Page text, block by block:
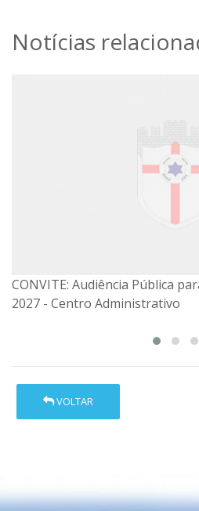
Notícias
CONVITE: Audiência Pública
2027 - Centro Administrativo
CONVITE: Audiência Pública
2027
VOLTAR